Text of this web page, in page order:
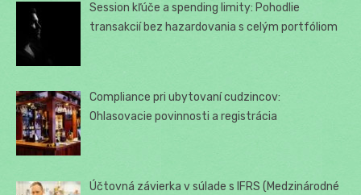
Session kľúče a spending limity: Pohodlie
transakcií bez hazardovania s celým portfóliom
Compliance pri ubytovaní cudzincov:
Ohlasovacie povinnosti a registrácia
Účtovná závierka v súlade s IFRS (Medzinárodné